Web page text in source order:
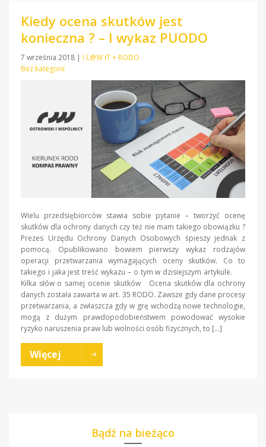
Kiedy ocena skutków jest
konieczna ? – I wykaz PUODO
7 września 2018 | I L@W IT + RODO
Bez kategorii
Wielu przedsiębiorców stawia sobie pytanie – tworzyć ocenę
skutków dla ochrony danych czy też nie mam takiego obowiązku ?
Prezes Urzędu Ochrony Danych Osobowych śpieszy jednak z
pomocą. Opublikowano bowiem pierwszy wykaz rodzajów
operacji przetwarzania wymagających oceny skutków. Co to
takiego i jaka jest treść wykazu – o tym w dzisiejszym artykule.
Kilka słów o samej ocenie skutków Ocena skutków dla ochrony
danych została zawarta w art. 35 RODO. Zawsze gdy dane procesy
przetwarzania, a zwłaszcza gdy w grę wchodzą nowe technologie,
mogą z dużym prawdopodobieństwem powodować wysokie
ryzyko naruszenia praw lub wolności osób fizycznych, to […]
Więcej
Bądź na bieżąco